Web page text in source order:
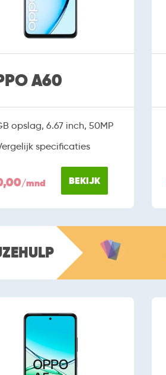
A60
opslag, 6.67 inch, 50MP
specificaties
/mnd BEKIJK